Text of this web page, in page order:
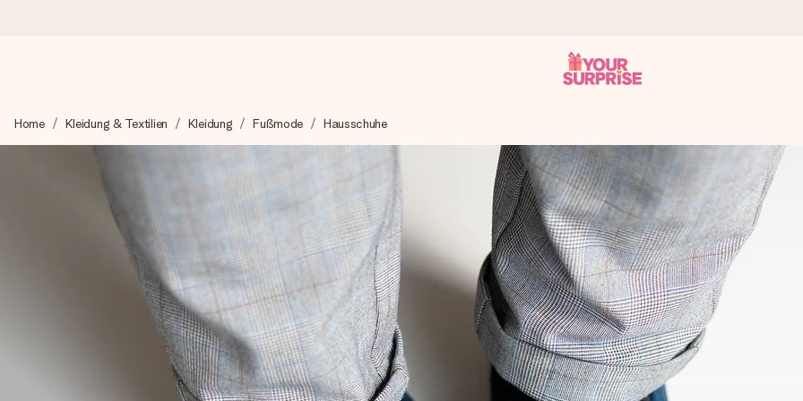
Wir bereiten dein Geschenk sorgfältig vor und schicken es blitzschnell – damit du es genau zum richtigen Zeitpunkt überreichen
4,8 (basierend auf +15.000 Bewertungen)
Unsere Geschenke begeistern. Kunden bewerten uns mit 4,8 bei Google Reviews (Gesamtergebnis aller Länder, in die wir
Mit Liebe gemacht, im Handumdrehen
Erstelle etwas Einzigartiges in wenigen Schritten – mit ihrem Namen, deinem Foto oder einer Nachricht von Herzen. Kein
Home Kleidung & Textilien Kleidung Fußmode Hausschuhe